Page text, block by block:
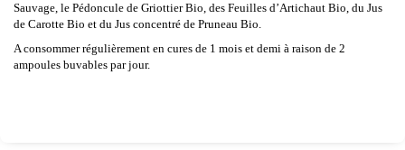
Sauvage, le Pédoncule de Griottier Bio, des Feuilles d’Artichaut Bio, du Jus
de Carotte Bio et du Jus concentré de Pruneau Bio.
A consommer régulièrement en cures de 1 mois et demi à raison de 2
ampoules buvables par jour.